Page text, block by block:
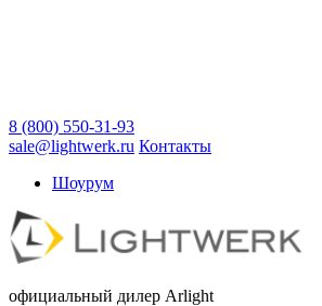
8 (800) 550-31-93
sale@lightwerk.ru Контакты
Шоурум
официальный дилер Arlight